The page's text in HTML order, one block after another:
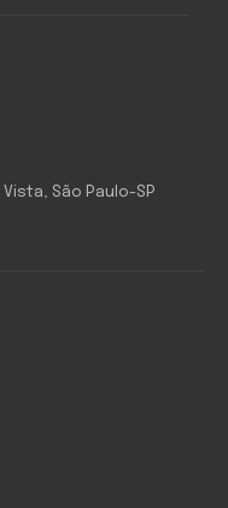
São Paulo-SP